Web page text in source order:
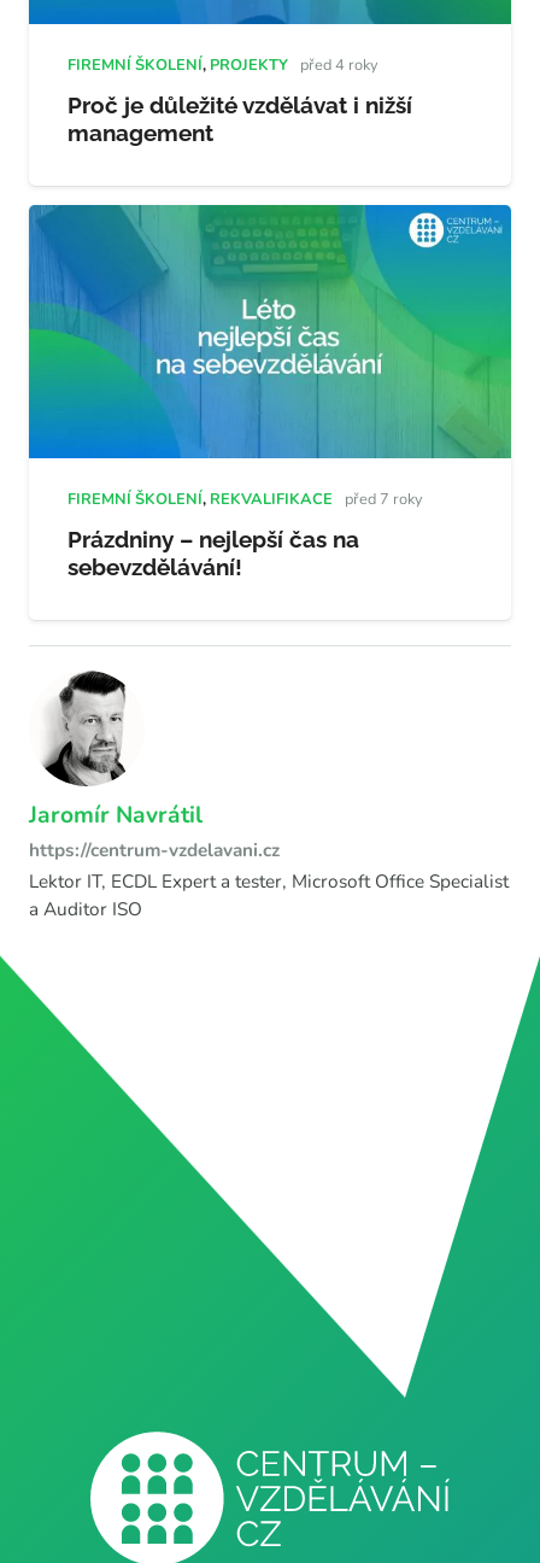
FIREMNÍ ŠKOLENÍ, PROJEKTY před 4 roky
Proč je důležité vzdělávat i nižší
management
FIREMNÍ ŠKOLENÍ, REKVALIFIKACE před 7 roky
Prázdniny – nejlepší čas na
sebevzdělávání!
Jaromír Navrátil
https://centrum-vzdelavani.cz
Lektor IT, ECDL Expert a tester, Microsoft Office Specialist
a Auditor ISO